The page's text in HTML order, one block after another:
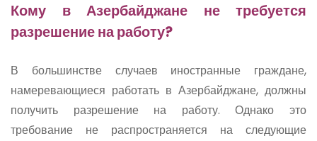
Кому в Азербайджане не требуется
разрешение на работу?
В большинстве случаев иностранные граждане,
намеревающиеся работать в Азербайджане, должны
получить разрешение на работу. Однако это
требование не распространяется на следующие